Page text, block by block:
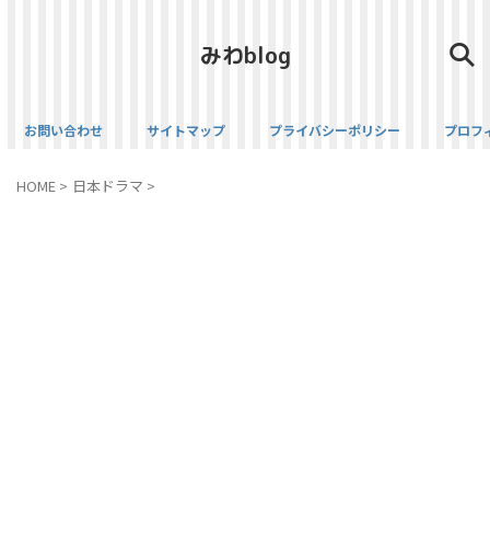
みわblog
お問い合わせ サイトマップ プライバシーポリシー プロフ
HOME > 日本ドラマ >